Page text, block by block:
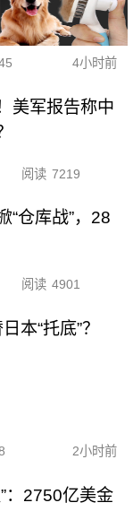
4小时前
美军报告称中
阅读 7219
“仓库战”，28
阅读 4901
本“托底”？
2小时前
：2750亿美金